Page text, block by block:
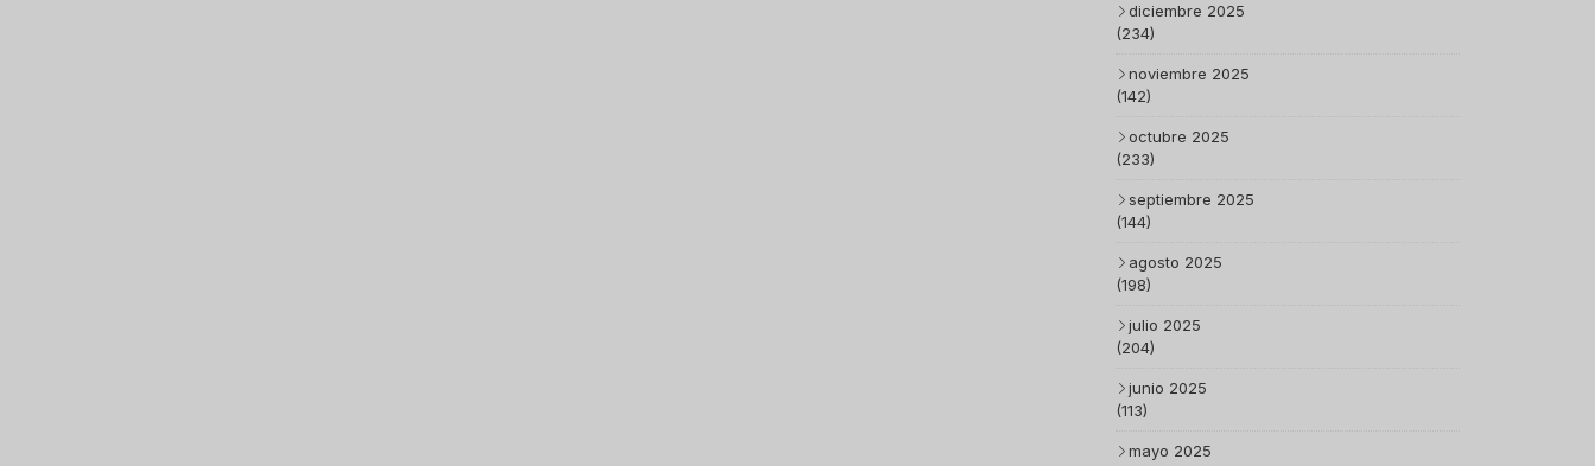
diciembre 2025
(234)
noviembre 2025
(142)
octubre 2025
(233)
septiembre 2025
(144)
agosto 2025
(198)
julio 2025
(204)
junio 2025
(113)
mayo 2025